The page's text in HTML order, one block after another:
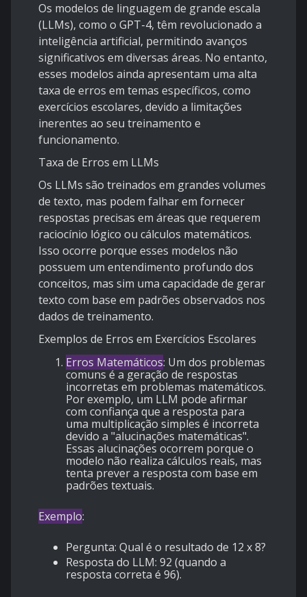
Os modelos de linguagem de grande escala
(LLMs), como o GPT-4, têm revolucionado a
inteligência artificial, permitindo avanços
significativos em diversas áreas. No entanto,
esses modelos ainda apresentam uma alta
taxa de erros em temas específicos, como
exercícios escolares, devido a limitações
inerentes ao seu treinamento e
funcionamento.
Taxa de Erros em LLMs
Os LLMs são treinados em grandes volumes
de texto, mas podem falhar em fornecer
respostas precisas em áreas que requerem
raciocínio lógico ou cálculos matemáticos.
Isso ocorre porque esses modelos não
possuem um entendimento profundo dos
conceitos, mas sim uma capacidade de gerar
texto com base em padrões observados nos
dados de treinamento.
Exemplos de Erros em Exercícios Escolares
Erros Matemáticos: Um dos problemas
comuns é a geração de respostas
incorretas em problemas matemáticos.
Por exemplo, um LLM pode afirmar
com confiança que a resposta para
uma multiplicação simples é incorreta
devido a "alucinações matemáticas".
Essas alucinações ocorrem porque o
modelo não realiza cálculos reais, mas
tenta prever a resposta com base em
padrões textuais.
Exemplo:
Pergunta: Qual é o resultado de 12 x 8?
Resposta do LLM: 92 (quando a
resposta correta é 96).